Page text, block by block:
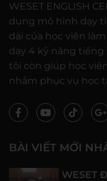
WESET ENGLISH
dụng mô hình dạy
dài của học viên
dạy 4 kỹ năng
tôi còn giúp học
nhằm phục vụ học
BÀI VIẾT MỚI
WESET